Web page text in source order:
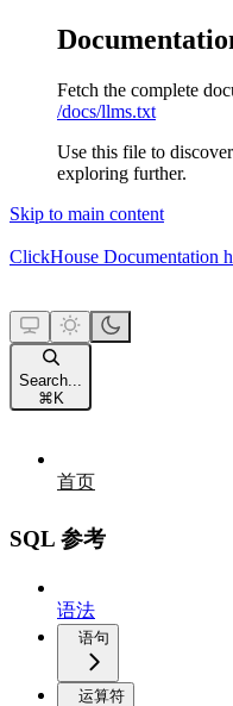
Fetch the complete
/docs/llms.txt
Use this file to
exploring further.
Skip to main content
ClickHouse Documentation
Search...
⌘ K
首页
SQL 参考
语法
语句
运算符